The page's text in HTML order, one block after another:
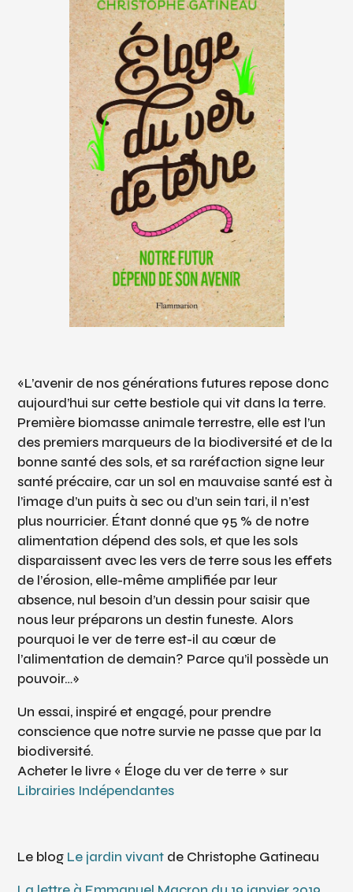
«L’avenir de nos générations futures repose donc
aujourd’hui sur cette bestiole qui vit dans la terre.
Première biomasse animale terrestre, elle est l’un
des premiers marqueurs de la biodiversité et de la
bonne santé des sols, et sa raréfaction signe leur
santé précaire, car un sol en mauvaise santé est à
l’image d’un puits à sec ou d’un sein tari, il n’est
plus nourricier. Étant donné que 95 % de notre
alimentation dépend des sols, et que les sols
disparaissent avec les vers de terre sous les effets
de l’érosion, elle-même amplifiée par leur
absence, nul besoin d’un dessin pour saisir que
nous leur préparons un destin funeste. Alors
pourquoi le ver de terre est-il au cœur de
l’alimentation de demain? Parce qu’il possède un
pouvoir…»
Un essai, inspiré et engagé, pour prendre
conscience que notre survie ne passe que par la
biodiversité.
Acheter le livre « Éloge du ver de terre » sur
Librairies Indépendantes
Le blog Le jardin vivant de Christophe Gatineau